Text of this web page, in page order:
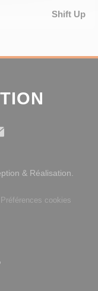
Shift Up
& Réalisation.
Préférences cookies